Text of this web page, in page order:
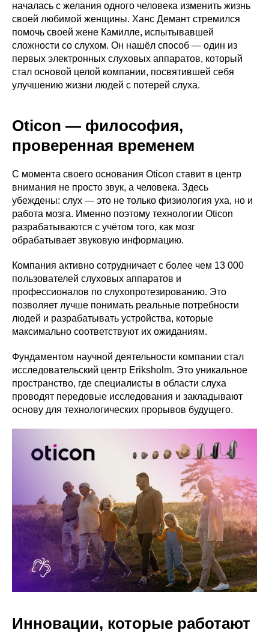
началась с желания одного человека изменить жизнь
своей любимой женщины. Ханс Демант стремился
помочь своей жене Камилле, испытывавшей
сложности со слухом. Он нашёл способ — один из
первых электронных слуховых аппаратов, который
стал основой целой компании, посвятившей себя
улучшению жизни людей с потерей слуха.
Oticon — философия,
проверенная временем
С момента своего основания Oticon ставит в центр
внимания не просто звук, а человека. Здесь
убеждены: слух — это не только физиология уха, но и
работа мозга. Именно поэтому технологии Oticon
разрабатываются с учётом того, как мозг
обрабатывает звуковую информацию.
Компания активно сотрудничает с более чем 13 000
пользователей слуховых аппаратов и
профессионалов по слухопротезированию. Это
позволяет лучше понимать реальные потребности
людей и разрабатывать устройства, которые
максимально соответствуют их ожиданиям.
Фундаментом научной деятельности компании стал
исследовательский центр Eriksholm. Это уникальное
пространство, где специалисты в области слуха
проводят передовые исследования и закладывают
основу для технологических прорывов будущего.
Инновации, которые работают